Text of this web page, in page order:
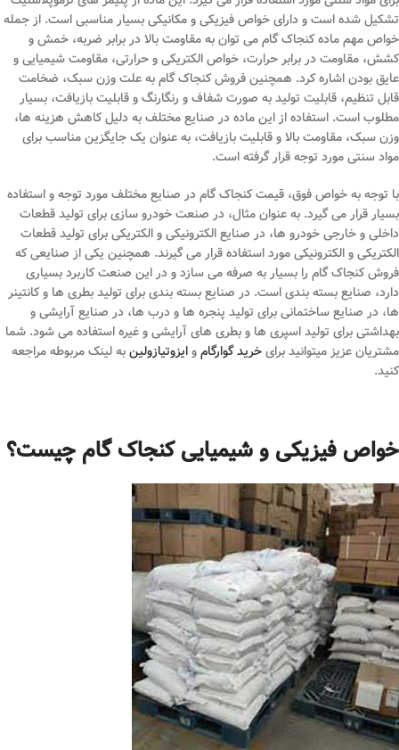
تشکیل شده است و دارای خواص فیزیکی و مکانیکی بسیار مناسبی است. از جمله
خواص مهم ماده کنجاک گام می ‌توان به مقاومت بالا در برابر ضربه، خمش و
کشش، مقاومت در برابر حرارت، خواص الکتریکی و حرارتی، مقاومت شیمیایی و
عایق بودن اشاره کرد. همچنین فروش کنجاک گام به علت وزن سبک، ضخامت
قابل تنظیم، قابلیت تولید به صورت شفاف و رنگارنگ و قابلیت بازیافت، بسیار
مطلوب است. استفاده از این ماده در صنایع مختلف به دلیل کاهش هزینه‌ ها،
وزن سبک، مقاومت بالا و قابلیت بازیافت، به عنوان یک جایگزین مناسب برای
مواد سنتی مورد توجه قرار گرفته است.
با توجه به خواص فوق، قیمت کنجاک گام در صنایع مختلف مورد توجه و استفاده
بسیار قرار می‌ گیرد. به عنوان مثال، در صنعت خودرو سازی برای تولید قطعات
داخلی و خارجی خودرو ها، در صنایع الکترونیکی و الکتریکی برای تولید قطعات
الکتریکی و الکترونیکی مورد استفاده قرار می گیرند. همچنین یکی از صنایعی که
فروش کنجاک گام را بسیار به صرفه می سازد و در این صنعت کاربرد بسیاری
دارد، صنایع بسته بندی است. در صنایع بسته ‌بندی برای تولید بطری‌ ها و کانتینر
ها، در صنایع ساختمانی برای تولید پنجره ‌ها و درب‌ ها، در صنایع آرایشی و
بهداشتی برای تولید اسپری ‌ها و بطری‌ های آرایشی و غیره استفاده می ‌شود. شما
مشتریان عزیز میتوانید برایخرید گوارگاموایزوتیازولینبه لینک مربوطه مراجعه
کنید.
خواص فیزیکی و شیمیایی کنجاک گام چیست؟